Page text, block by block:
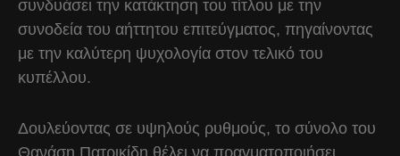
συνδυάσει την κατάκτηση του τίτλου με την
συνοδεία του αήττητου επιτεύγματος, πηγαίνοντας
με την καλύτερη ψυχολογία στον τελικό του
κυπέλλου.
Δουλεύοντας σε υψηλούς ρυθμούς, το σύνολο του